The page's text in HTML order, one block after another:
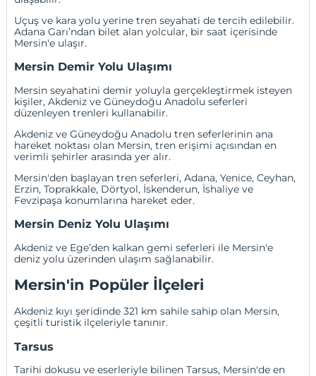
Uçuş ve kara yolu yerine tren seyahati de tercih edilebilir.
Adana Garı’ndan bilet alan yolcular, bir saat içerisinde
Mersin'e ulaşır.
Mersin Demir Yolu Ulaşımı
Mersin seyahatini demir yoluyla gerçekleştirmek isteyen
kişiler, Akdeniz ve Güneydoğu Anadolu seferleri
düzenleyen trenleri kullanabilir.
Akdeniz ve Güneydoğu Anadolu tren seferlerinin ana
hareket noktası olan Mersin, tren erişimi açısından en
verimli şehirler arasında yer alır.
Mersin'den başlayan tren seferleri, Adana, Yenice, Ceyhan,
Erzin, Toprakkale, Dörtyol, İskenderun, İshaliye ve
Fevzipaşa konumlarına hareket eder.
Mersin Deniz Yolu Ulaşımı
Akdeniz ve Ege’den kalkan gemi seferleri ile Mersin'e
deniz yolu üzerinden ulaşım sağlanabilir.
Mersin'in Popüler İlçeleri
Akdeniz kıyı şeridinde 321 km sahile sahip olan Mersin,
çeşitli turistik ilçeleriyle tanınır.
Tarsus
Tarihi dokusu ve eserleriyle bilinen Tarsus, Mersin'de en